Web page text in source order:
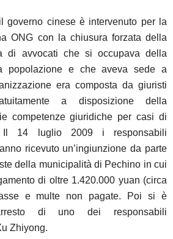
governo cinese è intervenuto per la
ONG con la chiusura forzata della
di avvocati che si occupava della
popolazione e che aveva sede a
era composta da giuristi
a disposizione della
competenze giuridiche per casi di
Il 14 luglio 2009 i responsabili
ricevuto un’ingiunzione da parte
della municipalità di Pechino in cui
di oltre 1.420.000 yuan (circa
e multe non pagate. Poi si è
di uno dei responsabili
Zhiyong.